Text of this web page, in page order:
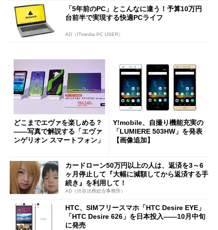
「5年前のPC」とこんなに違う！予算10万円
台前半で実現する快適PCライフ
AD（ITmedia PC USER）
どこまでエヴァを楽しめる？
――写真で解説する「エヴァ
ンゲリオン スマートフォン」
Y!mobile、自撮り機能充実の
「LUMIERE 503HW」を発表
【画像追加】
カードローン50万円以上の人は、返済を3～6
ヶ月停止して『大幅に減額してから返済する手
続き』を利用して！
AD（渋谷法務総合事務所）
HTC、SIMフリースマホ「HTC Desire EYE」
「HTC Desire 626」を日本投入――10月中旬
に発売